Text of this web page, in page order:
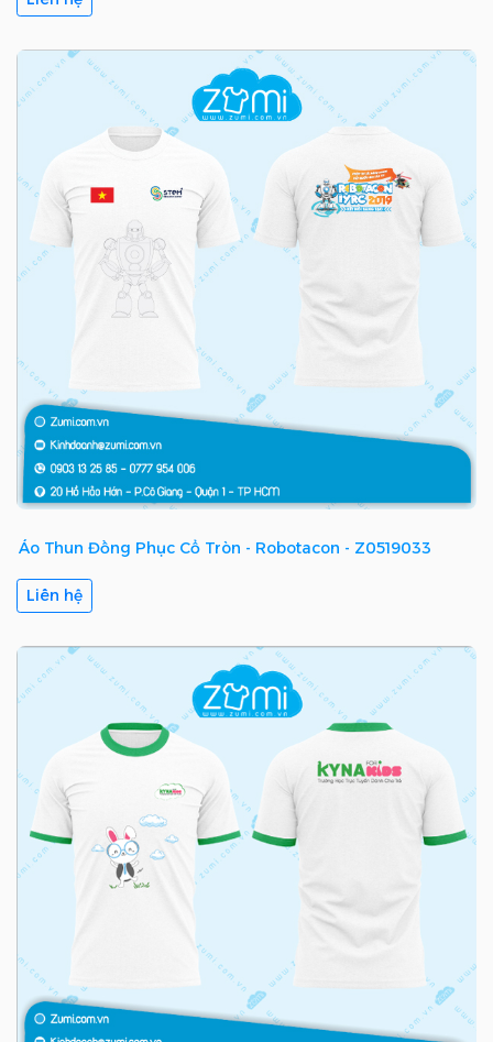
Áo Thun Đồng Phục Cổ Tròn - Robotacon - Z0519033
Liên hệ